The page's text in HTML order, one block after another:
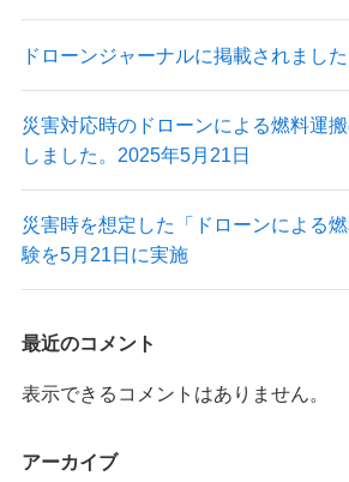
出展情報
実証実験
掲載記事
Blog
ドローンジャーナルに掲載されまし
災害対応時のドローンによる燃料運
しました。2025年5月21日
災害時を想定した「ドローンによる
験を5月21日に実施
最近のコメント
表示できるコメントはありません。
アーカイブ